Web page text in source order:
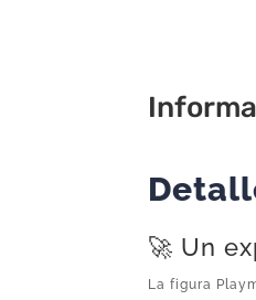
🚀 Un
La figura